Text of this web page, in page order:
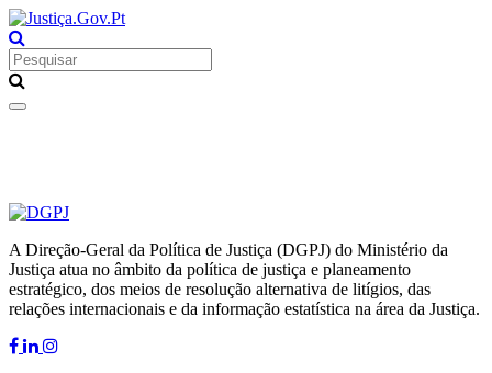
Toggle
A Direção-Geral da Política de Justiça (DGPJ) do Ministério da
Justiça atua no âmbito da política de justiça e planeamento
estratégico, dos meios de resolução alternativa de litígios, das
relações internacionais e da informação estatística na área da Justiça.